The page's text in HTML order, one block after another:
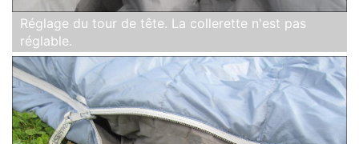
Réglage du tour de tête. La collerette n'est pas
réglable.